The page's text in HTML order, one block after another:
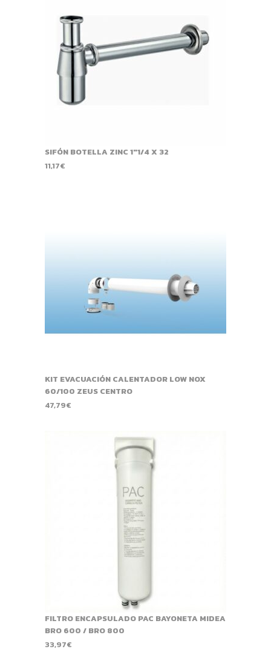
SIFÓN BOTELLA ZINC 1"1/4 X 32
11,17€
KIT EVACUACIÓN CALENTADOR LOW NOX
60/100 ZEUS CENTRO
47,79€
FILTRO ENCAPSULADO PAC BAYONETA MIDEA
BRO 600 / BRO 800
33,97€